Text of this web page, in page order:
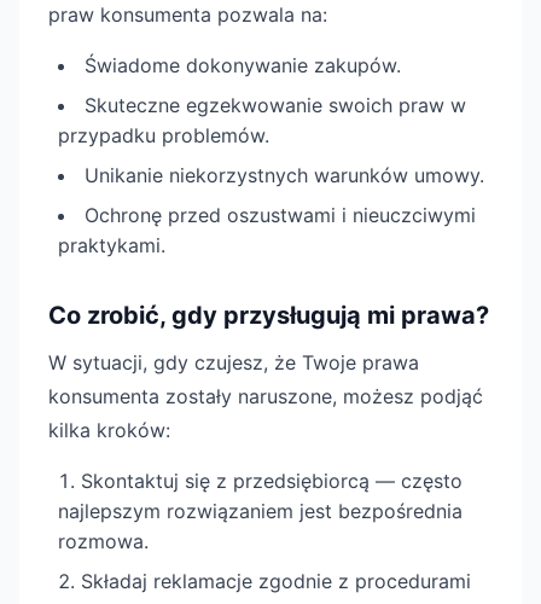
praw konsumenta pozwala na:
Świadome dokonywanie zakupów.
Skuteczne egzekwowanie swoich praw w
przypadku problemów.
Unikanie niekorzystnych warunków umowy.
Ochronę przed oszustwami i nieuczciwymi
praktykami.
Co zrobić, gdy przysługują mi prawa?
W sytuacji, gdy czujesz, że Twoje prawa
konsumenta zostały naruszone, możesz podjąć
kilka kroków:
Skontaktuj się z przedsiębiorcą — często
najlepszym rozwiązaniem jest bezpośrednia
rozmowa.
Składaj reklamacje zgodnie z procedurami